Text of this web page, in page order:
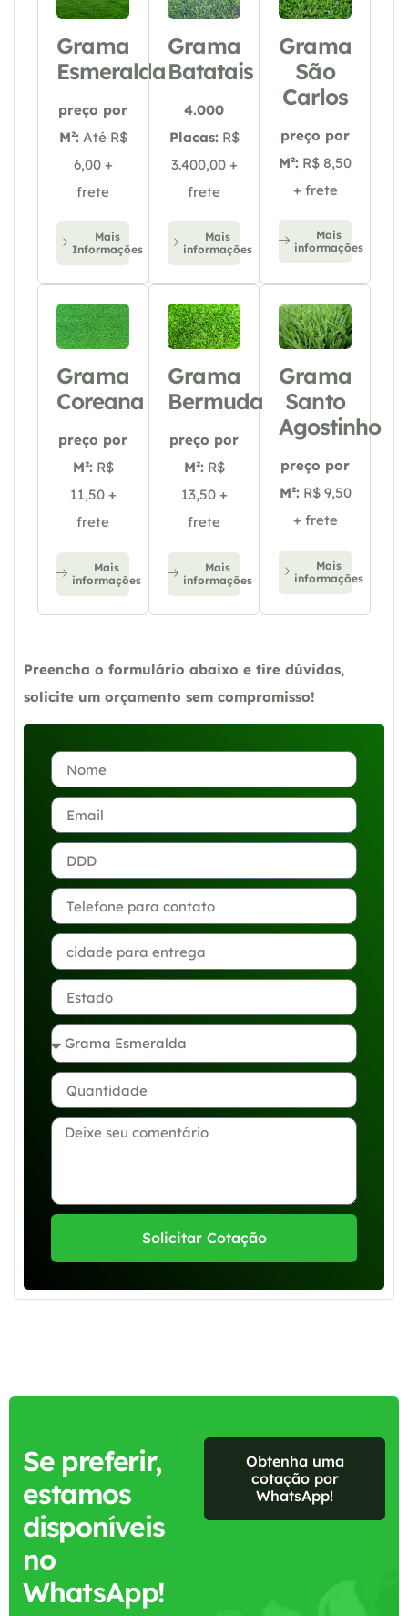
Grama
Esmeralda
preço por
M²: Até R$
6,00 +
frete
Mais
Informações
Grama
Batatais
4.000
Placas: R$
3.400,00 +
frete
Mais
informações
Grama
São
Carlos
preço por
M²: R$ 8,50
+ frete
Mais
informações
Grama
Coreana
preço por
M²: R$
11,50 +
frete
Mais
informações
Grama
Bermuda
preço por
M²: R$
13,50 +
frete
Mais
informações
Grama
Santo
Agostinho
preço por
M²: R$ 9,50
+ frete
Mais
informações
Preencha o formulário abaixo e tire dúvidas,
solicite um orçamento sem compromisso!
Solicitar Cotação
Se preferir,
estamos
disponíveis
no
WhatsApp!
Obtenha uma
cotação por
WhatsApp!